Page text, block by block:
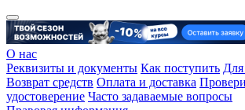
О нас
Реквизиты и документы Как поступить
Возврат средств Оплата и доставка
удостоверение Часто задаваемые вопросы